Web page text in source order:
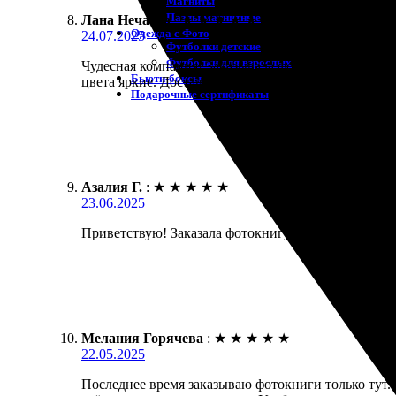
Пазлы магнитные
Одежда с Фото
Футболки детские
Футболки для взрослых
Бьюти-боксы
Подарочные сертификаты
Лана Нечаева : ★ ★ ★ ★ ★
24.07.2025
Чудесная компания! Заказывала фотокнигу из
цвета яркие. Доставили вовремя, упаковка
Азалия Г. : ★ ★ ★ ★ ★
23.06.2025
Приветствую! Заказала фотокнигу, осталась
Мелания Горячева : ★ ★ ★ ★ ★
22.05.2025
Последнее время заказываю фотокниги только